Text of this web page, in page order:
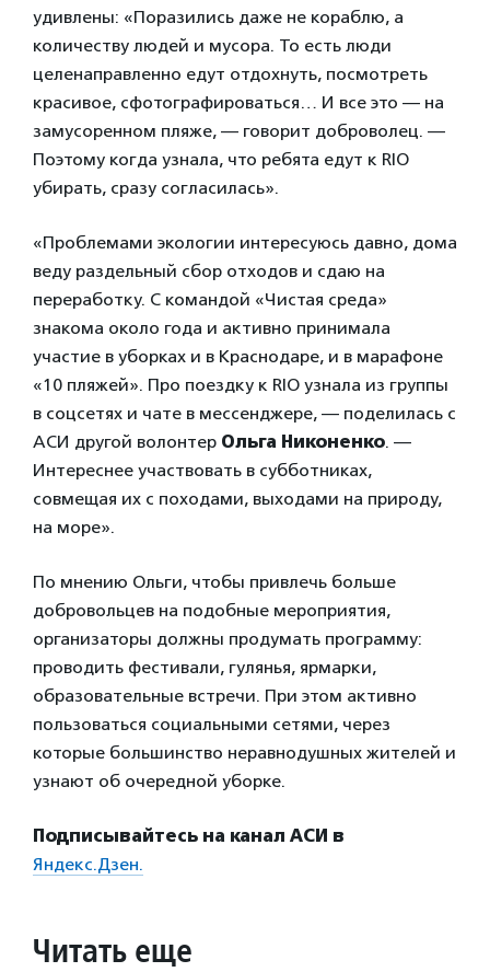
удивлены: «Поразились даже не кораблю, а
количеству людей и мусора. То есть люди
целенаправленно едут отдохнуть, посмотреть
красивое, сфотографироваться… И все это — на
замусоренном пляже, — говорит доброволец. —
Поэтому когда узнала, что ребята едут к RIO
убирать, сразу согласилась».
«Проблемами экологии интересуюсь давно, дома
веду раздельный сбор отходов и сдаю на
переработку. С командой «Чистая среда»
знакома около года и активно принимала
участие в уборках и в Краснодаре, и в марафоне
«10 пляжей». Про поездку к RIO узнала из группы
в соцсетях и чате в мессенджере, — поделилась с
АСИ другой волонтер Ольга Никоненко. —
Интереснее участвовать в субботниках,
совмещая их с походами, выходами на природу,
на море».
По мнению Ольги, чтобы привлечь больше
добровольцев на подобные мероприятия,
организаторы должны продумать программу:
проводить фестивали, гулянья, ярмарки,
образовательные встречи. При этом активно
пользоваться социальными сетями, через
которые большинство неравнодушных жителей и
узнают об очередной уборке.
Подписывайтесь на канал АСИ в
Яндекс.Дзен.
Читать еще